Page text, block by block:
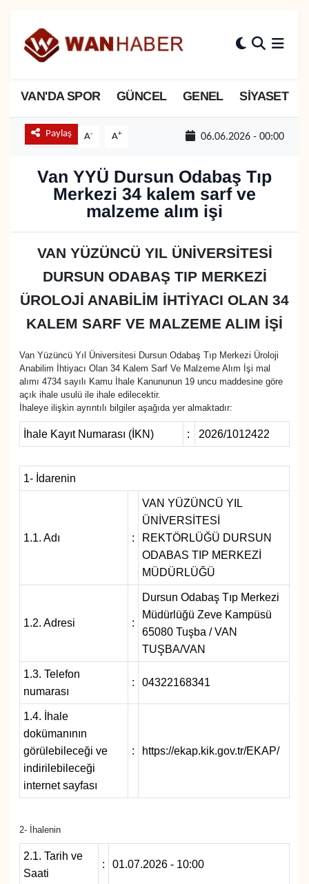
VAN'DA SPOR GÜNCEL GENEL SİYASET
Paylaş A- A+ 06.06.2026 - 00:00
Van YYÜ Dursun Odabaş Tıp
Merkezi 34 kalem sarf ve
malzeme alım işi
VAN YÜZÜNCÜ YIL ÜNİVERSİTESİ
DURSUN ODABAŞ TIP MERKEZİ
ÜROLOJİ ANABİLİM İHTİYACI OLAN 34
KALEM SARF VE MALZEME ALIM İŞİ
Van Yüzüncü Yıl Üniversitesi Dursun Odabaş Tıp Merkezi Üroloji
Anabilim İhtiyacı Olan 34 Kalem Sarf Ve Malzeme Alım İşi mal
alımı 4734 sayılı Kamu İhale Kanununun 19 uncu maddesine göre
açık ihale usulü ile ihale edilecektir.
İhaleye ilişkin ayrıntılı bilgiler aşağıda yer almaktadır:
İhale Kayıt Numarası (İKN) : 2026/1012422
1- İdarenin
1.1. Adı :
VAN YÜZÜNCÜ YIL
ÜNİVERSİTESİ
REKTÖRLÜĞÜ DURSUN
ODABAS TIP MERKEZİ
MÜDÜRLÜĞÜ
1.2. Adresi :
Dursun Odabaş Tıp Merkezi
Müdürlüğü Zeve Kampüsü
65080 Tuşba / VAN
TUŞBA/VAN
1.3. Telefon
numarası
: 04322168341
1.4. İhale
dokümanının
görülebileceği ve
indirilebileceği
internet sayfası
: https://ekap.kik.gov.tr/EKAP/
2- İhalenin
2.1. Tarih ve
Saati
: 01.07.2026 - 10:00
3.SAYFA
BİLİM VE TEKNOLOJİ
Bölge Haberleri
Dernekler, Odalar
DÜNYA
EĞİTİM
EKONOMİ
Eleman
Güncel
Haber
HABERDE İNSAN
İngilizce
Kamu Alımları
Van Nöbetçi Eczaneler
Van Namaz Vakitleri
Süper Lig Puan Durumu ve Fikstür
Haber Arşivi